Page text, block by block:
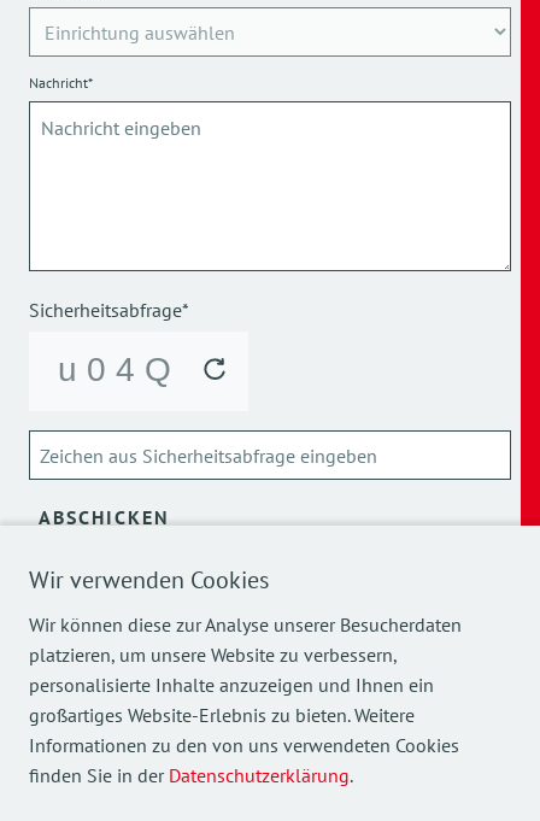
Wir verwenden Cookies
Wir können diese zur Analyse unserer Besucherdaten
platzieren, um unsere Website zu verbessern,
personalisierte Inhalte anzuzeigen und Ihnen ein
großartiges Website-Erlebnis zu bieten. Weitere
Informationen zu den von uns verwendeten Cookies
finden Sie in der Datenschutzerklärung.
Nachricht*
Sicherheitsabfrage*
ABSCHICKEN
Über die Verarbeitung meiner personenbezogenen Daten
Mehr Einblicke in unsere Arbeit finden Sie auch auf